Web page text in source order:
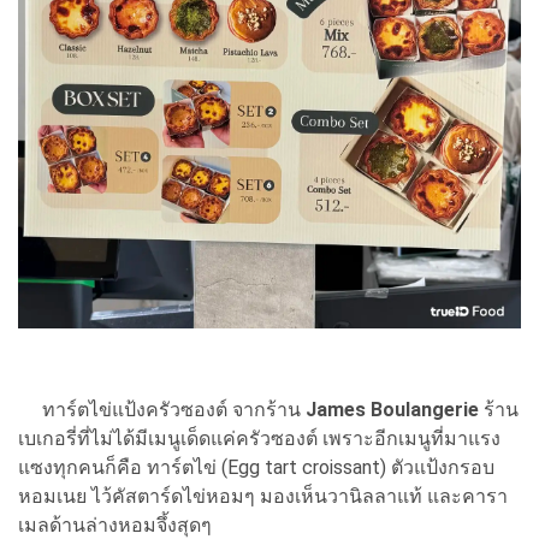
ทาร์ตไข่แป้งครัวซองต์ จากร้าน James Boulangerie ร้าน
เบเกอรี่ที่ไม่ได้มีเมนูเด็ดแค่ครัวซองต์ เพราะอีกเมนูที่มาแรง
แซงทุกคนก็คือ ทาร์ตไข่ (Egg tart croissant) ตัวแป้งกรอบ
หอมเนย ไว้คัสตาร์ดไข่หอมๆ มองเห็นวานิลลาแท้ และคารา
เมลด้านล่างหอมจึ้งสุดๆ